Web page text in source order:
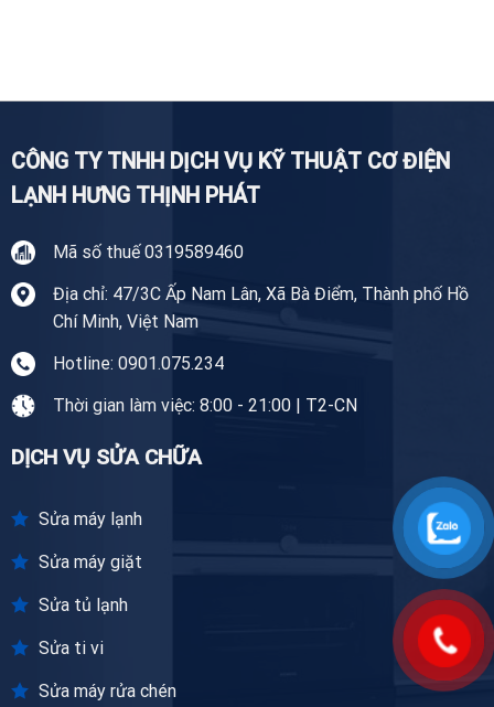
Giang
CÔNG TY TNHH DỊCH VỤ KỸ THUẬT CƠ ĐIỆN
LẠNH HƯNG THỊNH PHÁT
Mã số thuế 0319589460
Địa chỉ: 47/3C Ấp Nam Lân, Xã Bà Điểm, Thành phố Hồ
Chí Minh, Việt Nam
Hotline: 0901.075.234
Thời gian làm việc: 8:00 - 21:00 | T2-CN
DỊCH VỤ SỬA CHỮA
Sửa máy lạnh
Sửa máy giặt
Sửa tủ lạnh
Sửa ti vi
Sửa máy rửa chén